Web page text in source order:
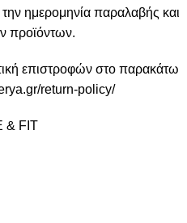
ημερομηνία παραλαβής και
προϊόντων.
επιστροφών στο παρακάτω
return-policy/
& FIT